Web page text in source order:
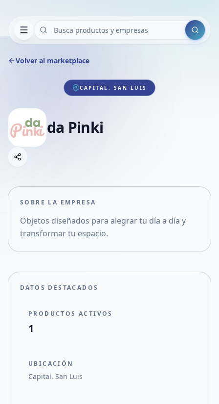
Buscar
Volver al marketplace
CAPITAL, SAN LUIS
da Pinki
Compartir empresa
Compartir en X
SOBRE LA EMPRESA
Objetos diseñados para alegrar tu día a día y
transformar tu espacio.
DATOS DESTACADOS
PRODUCTOS ACTIVOS
1
UBICACIÓN
Capital, San Luis